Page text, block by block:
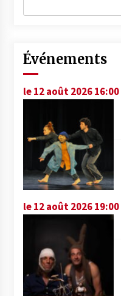
Événements
le 12 août 2026 16:00
le 12 août 2026 19:00